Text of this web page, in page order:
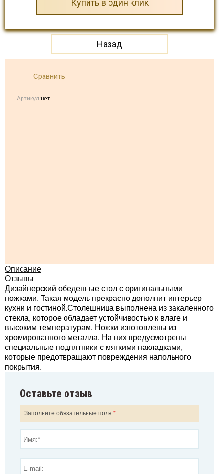
Купить в один клик
Назад
Сравнить
Артикул:нет
Описание
Отзывы
Дизайнерский обеденные стол с оригинальными
ножками. Такая модель прекрасно дополнит интерьер
кухни и гостиной.Столешница выполнена из закаленного
стекла, которое обладает устойчивостью к влаге и
высоким температурам. Ножки изготовлены из
хромированного металла. На них предусмотрены
специальные подпятники с мягкими накладками,
которые предотвращают повреждения напольного
покрытия.
Оставьте отзыв
Заполните обязательные поля *.